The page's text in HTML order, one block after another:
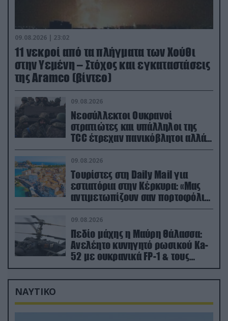
09.08.2026 | 23:02
11 νεκροί από τα πλήγματα των Χούθι
στην Υεμένη – Στόχος και εγκαταστάσεις
της Aramco (βίντεο)
09.08.2026
Νεοσύλλεκτοι Ουκρανοί
στρατιώτες και υπάλληλοι της
TCC έτρεχαν πανικόβλητοι αλλά…
εξοντώθηκαν – Δείτε βίντεο
09.08.2026
Τουρίστες στη Daily Mail για
εστιατόρια στην Κέρκυρα: «Μας
αντιμετωπίζουν σαν πορτοφόλια
με πόδια»
09.08.2026
Πεδίο μάχης η Μαύρη Θάλασσα:
Ανελέητο κυνηγητό ρωσικού Ka-
52 με ουκρανικά FP-1 & τους
Τούρκους να τραβάνε… βίντεο
ΝΑΥΤΙΚΟ